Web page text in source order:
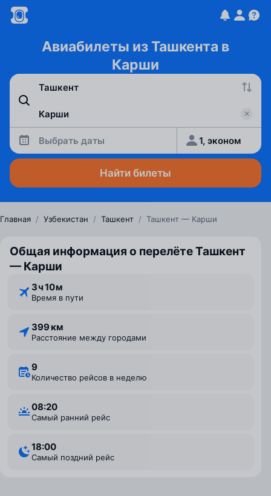
Авиабилеты из Ташкента в
Карши
Выбрать даты 1, эконом
Найти билеты
Главная / Узбекистан / Ташкент / Ташкент — Карши
Общая информация о перелёте Ташкент
— Карши
3 ⁠ч 10 ⁠м
Время в пути
399 км
Расстояние между городами
9
Количество рейсов в неделю
08:20
Самый ранний рейс
18:00
Самый поздний рейс